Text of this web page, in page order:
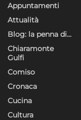
Appuntamenti
Attualità
Blog: la penna di…
Chiaramonte
Gulfi
Comiso
Cronaca
Cucina
Cultura